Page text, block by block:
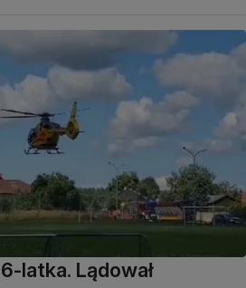
latka. Lądował